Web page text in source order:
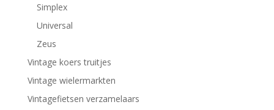
Simplex
Universal
Zeus
Vintage koers truitjes
Vintage wielermarkten
Vintagefietsen verzamelaars